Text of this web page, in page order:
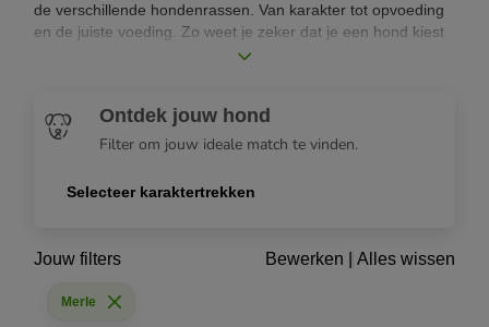
de verschillende hondenrassen. Van karakter tot opvoeding
en de juiste voeding. Zo weet je zeker dat je een hond kiest
Ontdek jouw hond
Filter om jouw ideale match te vinden.
Selecteer karaktertrekken
Jouw filters Bewerken Alles wissen
Merle